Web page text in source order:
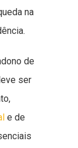
na
de
ser
e de